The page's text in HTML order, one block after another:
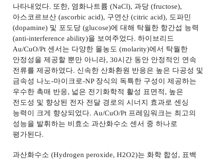
나타내었다. 또한, 염화나트륨(NaCl),과당(fructose),
아스코르브산(ascorbic acid), 구연산(citric acid), 도파민
(dopamine) 및 포도당(glucose)에 대해 탁월한 항간섭 능력
(anti-interference ability)을 보여주었다.하이브리드
Au/CuO/Pt센서는 다양한 몰농도(molarity)에서 탁월한
안정성을 제공할 뿐만 아니라, 30시간 동안 안정적인 연속
전류를 제공하였다. 신속한 산화환원 반응은 높은 다공성 및
금속성 나노-마이크로-NP 장식의 독특한 구성이 제공하는
우수한 촉매 반응, 넓은 전기화학적 활성 표면적, 높은
전도성 및 향상된 전자 전달 경로의 시너지 효과로 센싱
능력이 크게 향상되었다. Au/CuO/Pt 프레임워크는 최고의
성능을 발휘하는 비효소 과산화수소 센서 중 하나로
평가된다.
과산화수소(Hydrogen peroxide, H2O2)는 화학 합성, 표백